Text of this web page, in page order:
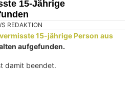
15-Jährige